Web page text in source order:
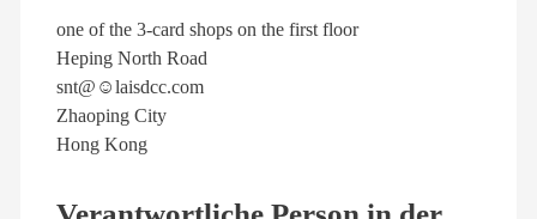
one of the 3-card shops on the first floor
Heping North Road
snt@☺laisdcc.com
Zhaoping City
Hong Kong